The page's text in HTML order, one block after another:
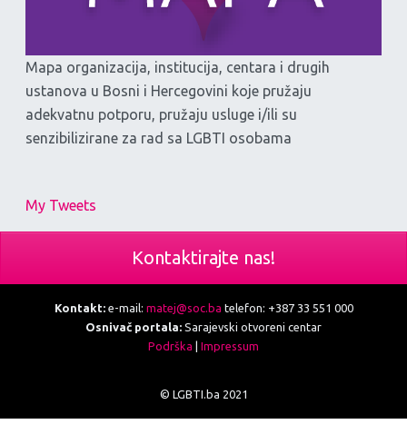
Mapa organizacija, institucija, centara i drugih
ustanova u Bosni i Hercegovini koje pružaju
adekvatnu potporu, pružaju usluge i/ili su
senzibilizirane za rad sa LGBTI osobama
My Tweets
Kontaktirajte nas!
Kontakt:e-mail: matej@soc.ba telefon: +387 33 551 000
Osnivač portala: Sarajevski otvoreni centar
Podrška | Impressum
© LGBTI.ba 2021